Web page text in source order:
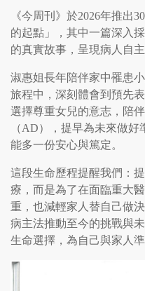
《今周刊》於2026年推出
的起點」，其中一篇深入
的真實故事，呈現病人自
淑惠姐長年陪伴家中罹患
旅程中，深刻體會到預先
選擇尊重女兒的意志，陪
（AD），提早為未來做好
能多一份安心與篤定。
這段生命歷程提醒我們：
療，而是為了在面臨重大
重，也減輕家人替自己做
病主法推動至今的挑戰與
生命選擇，為自己與家人